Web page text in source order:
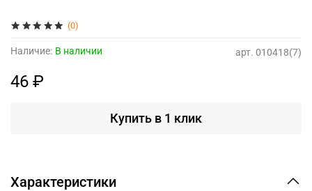
(0)
арт. 010418(7)
Наличие: В наличии
46 ₽
Купить в 1 клик
Характеристики